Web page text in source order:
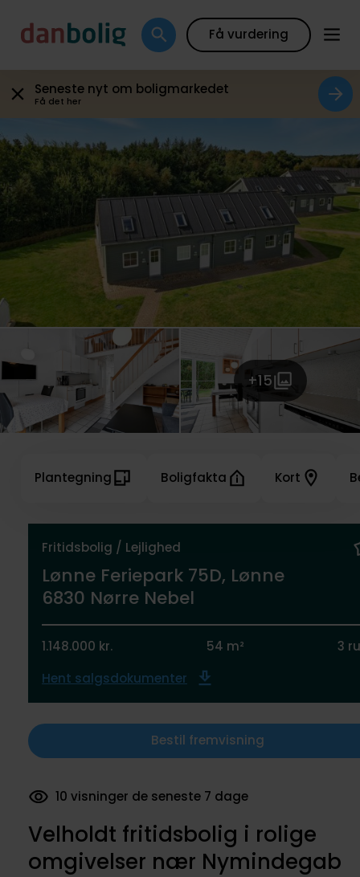
Få vurdering
Seneste nyt om boligmarkedet
Få det her
+15
Fritidsbolig / Lejlighed
Lønne Feriepark 75D, Lønne
6830 Nørre Nebel
1.148.000 kr. 54 m²
3
Hent salgsdokumenter
Bestil fremvisning
Plantegning Boligfakta Kort
25 dokumenter downloadet
Velholdt fritidsbolig i rolige
omgivelser nær Nymindegab
Plantegning Boligfakta Kort Beregn boliglån